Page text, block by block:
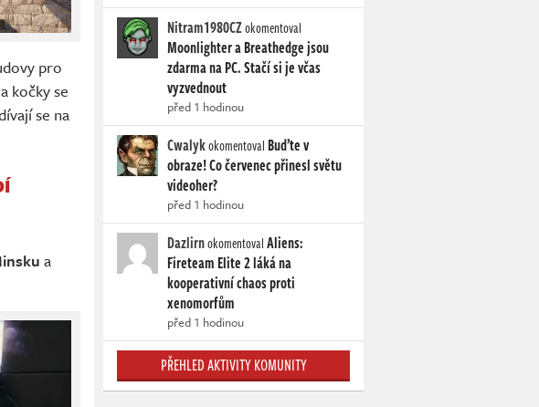
pro
kočky se
se na
a
Nitram1980CZokomentoval
Moonlighter a Breathedge jsou
zdarma na PC. Stačí si je včas
vyzvednout
před 1 hodinou
Cwalykokomentoval Buďte v
obraze! Co červenec přinesl světu
videoher?
před 1 hodinou
DazlirnokomentovalAliens:
Fireteam Elite 2 láká na
kooperativní chaos proti
xenomorfům
před 1 hodinou
PŘEHLED AKTIVITY KOMUNITY